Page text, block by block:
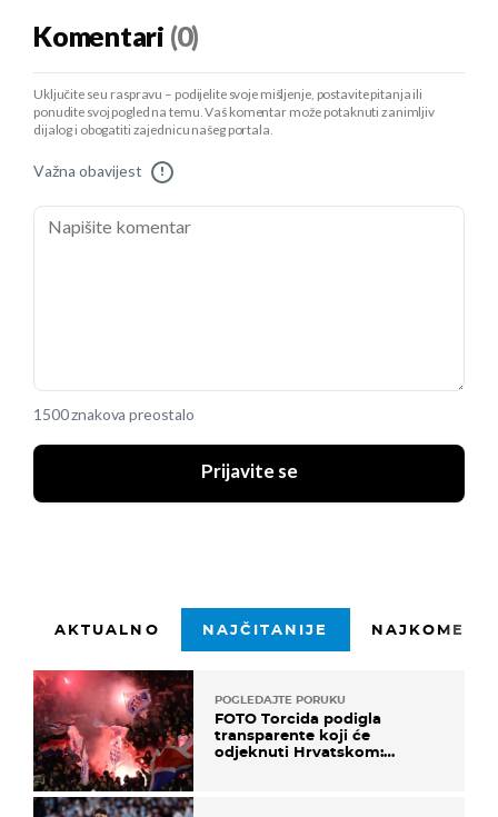
Komentari (0)
Uključite se u raspravu – podijelite svoje mišljenje, postavite pitanja ili
ponudite svoj pogled na temu. Vaš komentar može potaknuti zanimljiv
dijalog i obogatiti zajednicu našeg portala.
Važna obavijest !
1500 znakova preostalo
Prijavite se
AKTUALNO NAJČITANIJE
POGLEDAJTE PORUKU
FOTO Torcida podigla
transparente koji će
odjeknuti Hrvatskom: